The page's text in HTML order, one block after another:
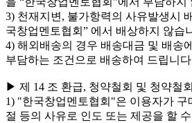
3) 천재지변, 불가항력의 사유발생시
국창업멘토협회” 에서 배상하지 않습
4) 해외배송의 경우 배송대금 및 배송
부담하는 조건으로 배송하여 드립니
▶ 제 14 조 환급, 청약철회 및 청약철
1) "한국창업멘토협회"은 이용자가 구
절 등의 사유로 인도 또는 제공을 할